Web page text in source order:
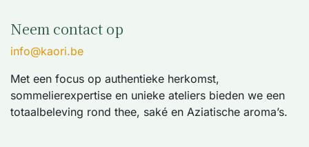
Neem contact op
info@kaori.be
Met een focus op authentieke herkomst,
sommelierexpertise en unieke ateliers bieden we een
totaalbeleving rond thee, saké en Aziatische aroma’s.